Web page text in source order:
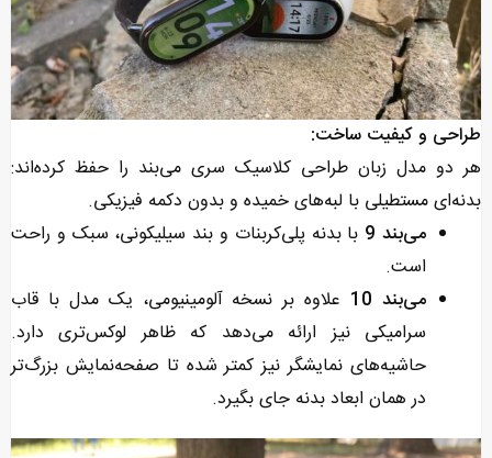
طراحی و کیفیت ساخت:
هر دو مدل زبان طراحی کلاسیک سری می‌بند را حفظ کرده‌اند:
بدنه‌ای مستطیلی با لبه‌های خمیده و بدون دکمه فیزیکی.
می‌بند 9
با بدنه پلی‌کربنات و بند سیلیکونی، سبک و راحت
است.
می‌بند 10
علاوه بر نسخه آلومینیومی، یک مدل با قاب
سرامیکی نیز ارائه می‌دهد که ظاهر لوکس‌تری دارد.
حاشیه‌های نمایشگر نیز کمتر شده تا صفحه‌نمایش بزرگ‌تر
در همان ابعاد بدنه جای بگیرد.